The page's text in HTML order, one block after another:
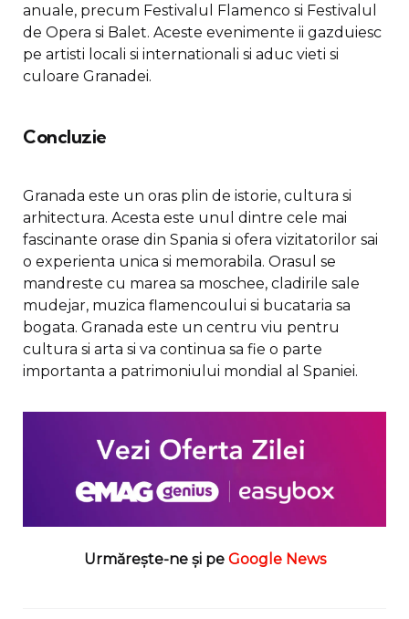
anuale, precum Festivalul Flamenco si Festivalul
de Opera si Balet. Aceste evenimente ii gazduiesc
pe artisti locali si internationali si aduc vieti si
culoare Granadei.
Concluzie
Granada este un oras plin de istorie, cultura si
arhitectura. Acesta este unul dintre cele mai
fascinante orase din Spania si ofera vizitatorilor sai
o experienta unica si memorabila. Orasul se
mandreste cu marea sa moschee, cladirile sale
mudejar, muzica flamencoului si bucataria sa
bogata. Granada este un centru viu pentru
cultura si arta si va continua sa fie o parte
importanta a patrimoniului mondial al Spaniei.
Urmărește-ne și pe Google News